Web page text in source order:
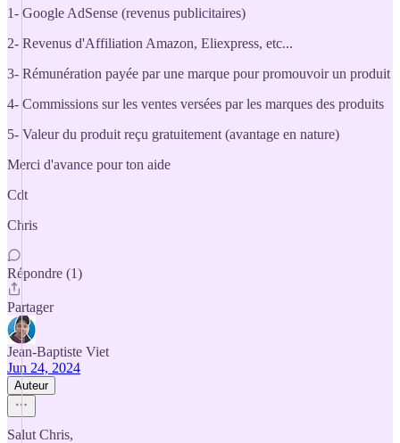
1- Google AdSense (revenus publicitaires)
2- Revenus d'Affiliation Amazon, Eliexpress, etc...
3- Rémunération payée par une marque pour promouvoir un produit
4- Commissions sur les ventes versées par les marques des produits
5- Valeur du produit reçu gratuitement (avantage en nature)
Merci d'avance pour ton aide
Cdt
Chris
Répondre (1)
Partager
Jean-Baptiste Viet
Jun 24, 2024
Auteur
Salut Chris,